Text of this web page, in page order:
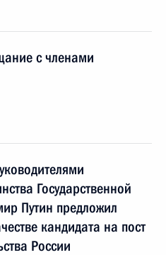
с членами
Государственной
Путин предложил
кандидата на пост
России